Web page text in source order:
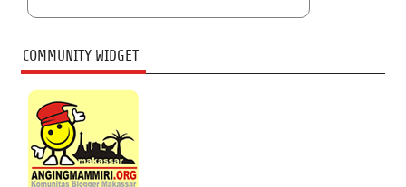
COMMUNITY WIDGET